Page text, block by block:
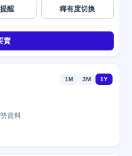
醒 稀有度切換
賣
1M 3M 1Y
資料